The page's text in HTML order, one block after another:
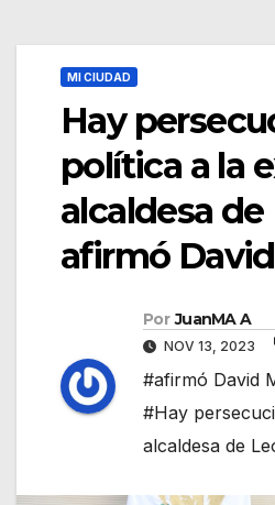
MI CIUDAD
Hay
política a la
alcaldesa de
afirmó
Por JuanMA A
NOV 13, 2023
#afirmó David
#Hay
alcaldesa de